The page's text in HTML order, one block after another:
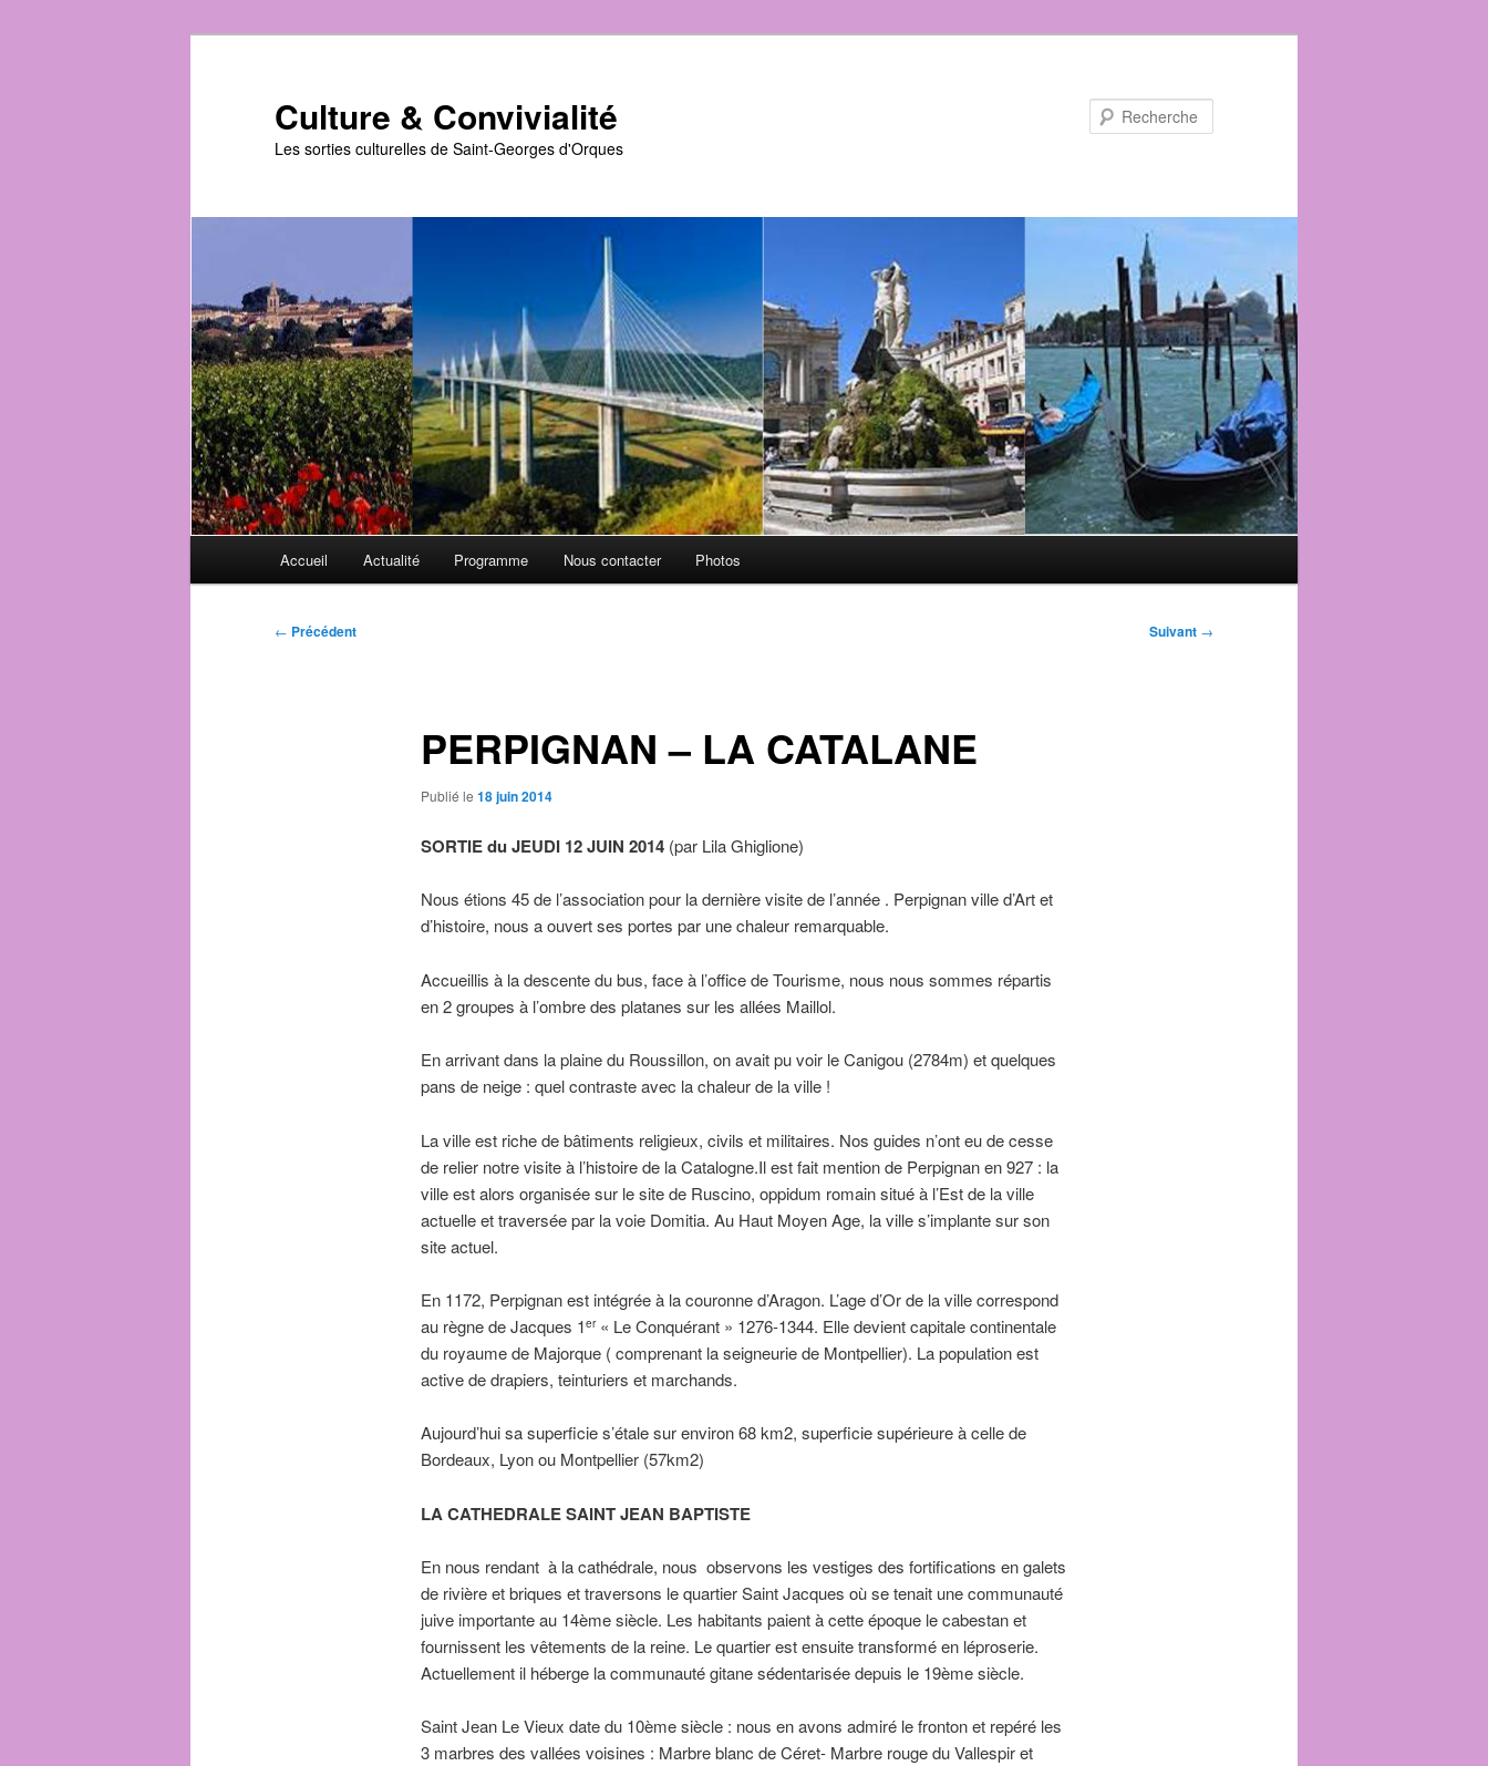
Culture & Convivialité
Les sorties culturelles de Saint-Georges d'Orques
Accueil Actualité Programme Nous contacter Photos
Navigation
← Précédent Suivant →
PERPIGNAN – LA CATALANE
Publié le 18 juin 2014
SORTIE du JEUDI 12 JUIN 2014 (par Lila Ghiglione)
Nous étions 45 de l’association pour la dernière visite de l’année . Perpignan ville d’Art et
d’histoire, nous a ouvert ses portes par une chaleur remarquable.
Accueillis à la descente du bus, face à l’office de Tourisme, nous nous sommes répartis
en 2 groupes à l’ombre des platanes sur les allées Maillol.
En arrivant dans la plaine du Roussillon, on avait pu voir le Canigou (2784m) et quelques
pans de neige : quel contraste avec la chaleur de la ville !
La ville est riche de bâtiments religieux, civils et militaires. Nos guides n’ont eu de cesse
de relier notre visite à l’histoire de la Catalogne.Il est fait mention de Perpignan en 927 : la
ville est alors organisée sur le site de Ruscino, oppidum romain situé à l’Est de la ville
actuelle et traversée par la voie Domitia. Au Haut Moyen Age, la ville s’implante sur son
site actuel.
En 1172, Perpignan est intégrée à la couronne d’Aragon. L’age d’Or de la ville correspond
au règne de Jacques 1er« Le Conquérant » 1276-1344. Elle devient capitale continentale
du royaume de Majorque ( comprenant la seigneurie de Montpellier). La population est
active de drapiers, teinturiers et marchands.
Aujourd’hui sa superficie s’étale sur environ 68 km2, superficie supérieure à celle de
Bordeaux, Lyon ou Montpellier (57km2)
LA CATHEDRALE SAINT JEAN BAPTISTE
En nous rendant à la cathédrale, nous observons les vestiges des fortifications en galets
de rivière et briques et traversons le quartier Saint Jacques où se tenait une communauté
juive importante au 14ème siècle. Les habitants paient à cette époque le cabestan et
fournissent les vêtements de la reine. Le quartier est ensuite transformé en léproserie.
Actuellement il héberge la communauté gitane sédentarisée depuis le 19ème siècle.
Saint Jean Le Vieux date du 10ème siècle : nous en avons admiré le fronton et repéré les
3 marbres des vallées voisines : Marbre blanc de Céret- Marbre rouge du Vallespir et